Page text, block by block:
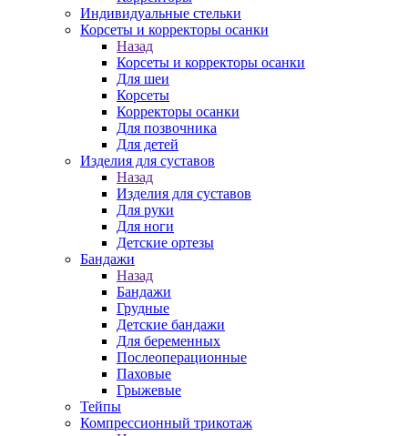
Индивидуальные стельки
Корсеты и корректоры осанки
Назад
Корсеты и корректоры осанки
Для шеи
Корсеты
Корректоры осанки
Для позвочника
Для детей
Изделия для суставов
Назад
Изделия для суставов
Для руки
Для ноги
Детские ортезы
Бандажи
Назад
Бандажи
Грудные
Детские бандажи
Для беременных
Послеоперационные
Паховые
Грыжевые
Тейпы
Компрессионный трикотаж